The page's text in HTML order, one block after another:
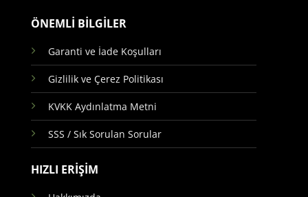
ÖNEMLİ BİLGİLER
Garanti ve İade Koşulları
Gizlilik ve Çerez Politikası
KVKK Aydınlatma Metni
SSS / Sık Sorulan Sorular
HIZLI ERİŞİM